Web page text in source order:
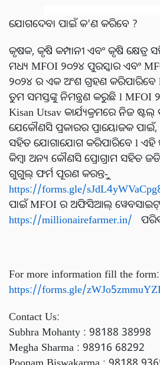
ଯୋଗଦେବା ପାଇଁ କ'ଣ କରିବେ ?
କୃଷକ, କୃଷି କମ୍ପାନୀ ଏବଂ କୃଷି କ୍ଷେତ୍ର
ମଧ୍ୟ MFOI ୨୦୨୪ ପୁରସ୍କାର ଏବଂ
୨୦୨୪ ର ଏକ ଅଂଶ ଗ୍ରହଣ
ତୁମ ସମସ୍ତଙ୍କୁ ନିମନ୍ତ୍ରଣ କରୁଛି l MFOI
Kisan Utsav କାର୍ଯ୍ୟକ୍ରମରେ ନିଜ ଷ୍ଟଲ୍
ଯେକୌଣସି ପ୍ରକାରର ପ୍ରାୟୋଜକ
ସହିତ ଯୋଗାଯୋଗ କରିପାରିବେ l ଏହି
କିମ୍ବା ଅନ୍ୟ କୌଣସି ପ୍ରୋଗ୍ରାମ ସହିତ
ଗୁଗୁଲ୍ ଫର୍ମ ପୂରଣ କରନ୍ତୁ-
https://forms.gle/
ପାଇଁ MFOI ର ଅଫିସିଆଲ୍ ୱେବସାଇଟ୍
https://millionairefarmer.in/
For more information fill the form:
https://forms.gle/
Contact Us:
Subhra Mohanty : 98188 38998
Megha Sharma : 98916 68292